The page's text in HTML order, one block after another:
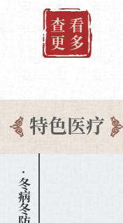
查 看
更 多
特色医疗